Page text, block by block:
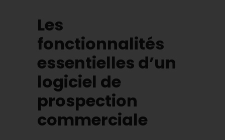
Les
fonctionnalités
essentielles d’un
logiciel de
prospection
commerciale